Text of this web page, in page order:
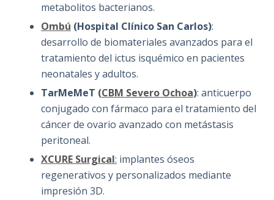
metabolitos bacterianos.
Ombú (Hospital Clínico San Carlos):
desarrollo de biomateriales avanzados para el
tratamiento del ictus isquémico en pacientes
neonatales y adultos.
TarMeMeT (CBM Severo Ochoa): anticuerpo
conjugado con fármaco para el tratamiento del
cáncer de ovario avanzado con metástasis
peritoneal.
XCURE Surgical: implantes óseos
regenerativos y personalizados mediante
impresión 3D.